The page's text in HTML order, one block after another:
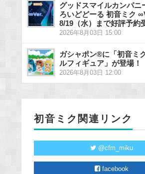
グッドスマイルカンパニ
ろいどどーる 初音ミク
8/19（水）まで好評予約
2026年8月03日 15:00
ガシャポン®に「初音ミ
ルフィギュア」が登場！
2026年8月03日 12:00
初音ミク関連リンク
@cfm_miku
facebook